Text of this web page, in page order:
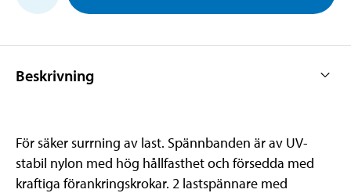
Beskrivning
För säker surrning av last. Spännbanden är av UV-
stabil nylon med hög hållfasthet och försedda med
kraftiga förankringskrokar. 2 lastspännare med